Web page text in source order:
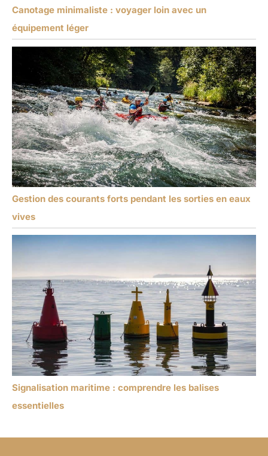
Canotage minimaliste : voyager loin avec un
équipement léger
Gestion des courants forts pendant les sorties en eaux
vives
Signalisation maritime : comprendre les balises
essentielles